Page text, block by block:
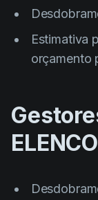
Estimativa
orçamento